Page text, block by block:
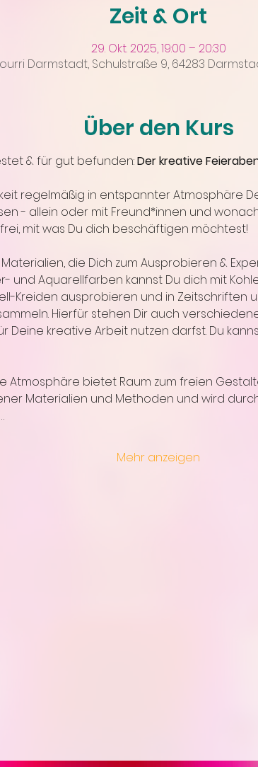
Zeit & Ort
29. Okt. 2025, 19:00 – 20:30
Darmstadt, Schulstraße 9, 64283
Über den Kurs
& für gut befunden: Der kreative
regelmäßig in entspannter Atmosphäre
- allein oder mit Freund*innen und
mit was Du dich beschäftigen möchtest!
die Dich zum Ausprobieren &
und Aquarellfarben kannst Du dich mit
Kreiden ausprobieren und in Zeitschriften
Hierfür stehen Dir auch
Deine kreative Arbeit nutzen darfst. Du
Atmosphäre bietet Raum zum freien
Materialien und Methoden und wird
Mehr anzeigen